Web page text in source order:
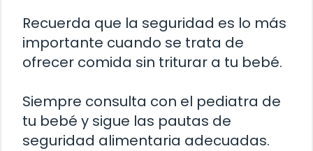
Recuerda que la seguridad es lo más
importante cuando se trata de
ofrecer comida sin triturar a tu bebé.
Siempre consulta con el pediatra de
tu bebé y sigue las pautas de
seguridad alimentaria adecuadas.